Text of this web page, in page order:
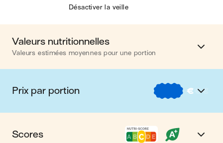
Désactiver la veille
Valeurs nutritionnelles
Valeurs estimées moyennes pour une portion
Calories 424 kcal
Matières grasses
Prix par portion € €€
€ Nos recettes à -2 € par portion
Scores